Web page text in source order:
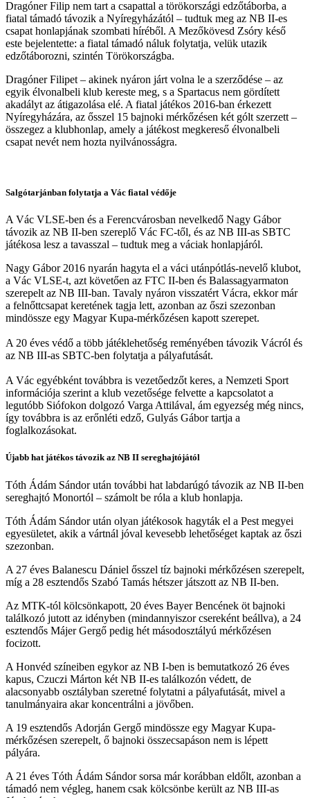
Dragóner Filip nem tart a csapattal a törökországi edzőtáborba, a
fiatal támadó távozik a Nyíregyházától – tudtuk meg az NB II-es
csapat honlapjának szombati híréből. A Mezőkövesd Zsóry késő
este bejelentette: a fiatal támadó náluk folytatja, velük utazik
edzőtáborozni, szintén Törökországba.
Dragóner Filipet – akinek nyáron járt volna le a szerződése – az
egyik élvonalbeli klub kereste meg, s a Spartacus nem gördített
akadályt az átigazolása elé. A fiatal játékos 2016-ban érkezett
Nyíregyházára, az ősszel 15 bajnoki mérkőzésen két gólt szerzett –
összegez a klubhonlap, amely a játékost megkereső élvonalbeli
csapat nevét nem hozta nyilvánosságra.
Salgótarjánban folytatja a Vác fiatal védője
A Vác VLSE-ben és a Ferencvárosban nevelkedő Nagy Gábor
távozik az NB II-ben szereplő Vác FC-től, és az NB III-as SBTC
játékosa lesz a tavasszal – tudtuk meg a váciak honlapjáról.
Nagy Gábor 2016 nyarán hagyta el a váci utánpótlás-nevelő klubot,
a Vác VLSE-t, azt követően az FTC II-ben és Balassagyarmaton
szerepelt az NB III-ban. Tavaly nyáron visszatért Vácra, ekkor már
a felnőttcsapat keretének tagja lett, azonban az őszi szezonban
mindössze egy Magyar Kupa-mérkőzésen kapott szerepet.
A 20 éves védő a több játéklehetőség reményében távozik Vácról és
az NB III-as SBTC-ben folytatja a pályafutását.
A Vác egyébként továbbra is vezetőedzőt keres, a Nemzeti Sport
információja szerint a klub vezetősége felvette a kapcsolatot a
legutóbb Siófokon dolgozó Varga Attilával, ám egyezség még nincs,
így továbbra is az erőnléti edző, Gulyás Gábor tartja a
foglalkozásokat.
Újabb hat játékos távozik az NB II sereghajtójától
Tóth Ádám Sándor után további hat labdarúgó távozik az NB II-ben
sereghajtó Monortól – számolt be róla a klub honlapja.
Tóth Ádám Sándor után olyan játékosok hagyták el a Pest megyei
egyesületet, akik a vártnál jóval kevesebb lehetőséget kaptak az őszi
szezonban.
A 27 éves Balanescu Dániel ősszel tíz bajnoki mérkőzésen szerepelt,
míg a 28 esztendős Szabó Tamás hétszer játszott az NB II-ben.
Az MTK-tól kölcsönkapott, 20 éves Bayer Bencének öt bajnoki
találkozó jutott az idényben (mindannyiszor csereként beállva), a 24
esztendős Májer Gergő pedig hét másodosztályú mérkőzésen
focizott.
A Honvéd színeiben egykor az NB I-ben is bemutatkozó 26 éves
kapus, Czuczi Márton két NB II-es találkozón védett, de
alacsonyabb osztályban szeretné folytatni a pályafutását, mivel a
tanulmányaira akar koncentrálni a jövőben.
A 19 esztendős Adorján Gergő mindössze egy Magyar Kupa-
mérkőzésen szerepelt, ő bajnoki összecsapáson nem is lépett
pályára.
A 21 éves Tóth Ádám Sándor sorsa már korábban eldőlt, azonban a
támadó nem végleg, hanem csak kölcsönbe került az NB III-as